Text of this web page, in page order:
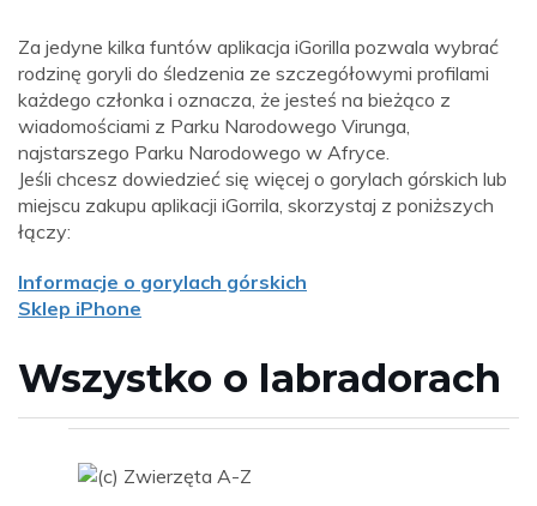
Za jedyne kilka funtów aplikacja iGorilla pozwala wybrać
rodzinę goryli do śledzenia ze szczegółowymi profilami
każdego członka i oznacza, że ​​jesteś na bieżąco z
wiadomościami z Parku Narodowego Virunga,
najstarszego Parku Narodowego w Afryce.
Jeśli chcesz dowiedzieć się więcej o gorylach górskich lub
miejscu zakupu aplikacji iGorrila, skorzystaj z poniższych
łączy:
Informacje o gorylach górskich
Sklep iPhone
Wszystko o labradorach